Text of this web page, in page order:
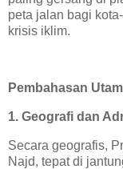
peta jalan bagi
krisis iklim.
Pembahasan
1. Geografi dan
Secara geografis,
Najd, tepat di